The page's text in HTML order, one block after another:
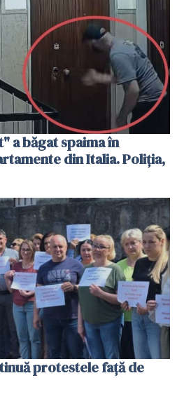
a băgat spaima în
din Italia. Poliția,
protestele faţă de